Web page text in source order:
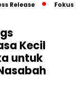
Fokus
Kecil
untuk